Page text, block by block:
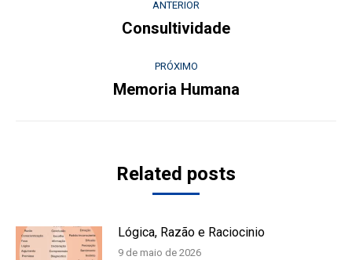
ANTERIOR
Post
Consultividade
PRÓXIMO
Próximo
Memoria Humana
Related posts
Lógica, Razão e Raciocinio
9 de maio de 2026